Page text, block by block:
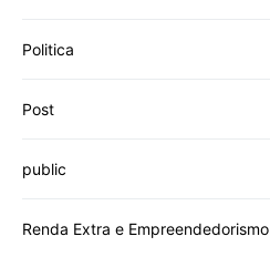
Politica
Post
public
Renda Extra e Empreendedorismo